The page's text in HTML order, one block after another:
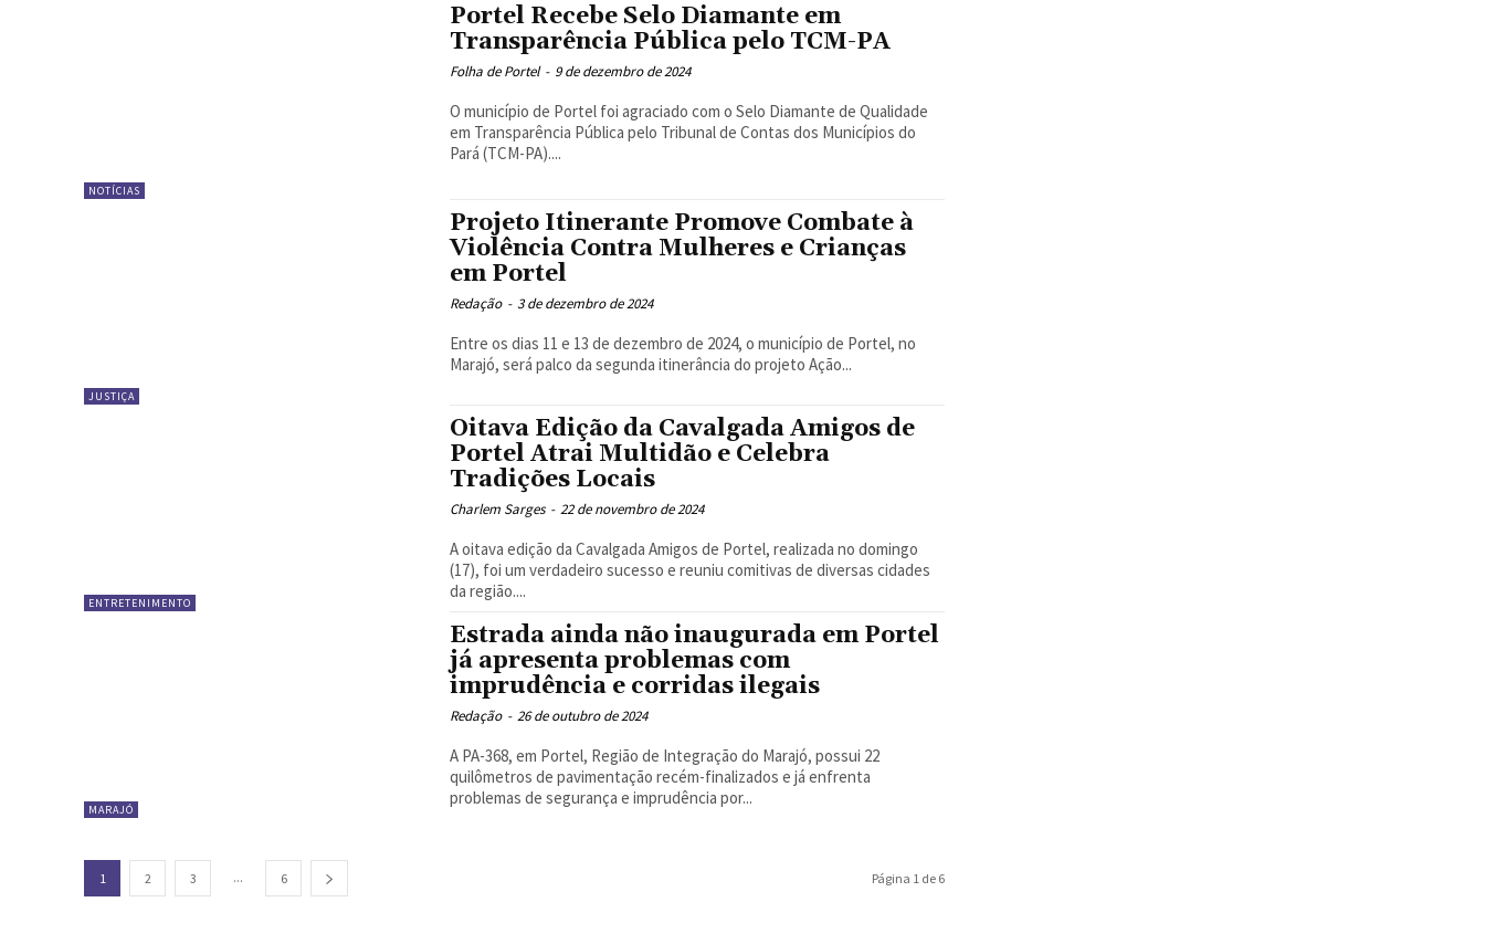
NOTÍCIAS
Portel Recebe Selo Diamante em
Transparência Pública pelo TCM-PA
Folha de Portel - 9 de dezembro de 2024
O município de Portel foi agraciado com o Selo Diamante de Qualidade
em Transparência Pública pelo Tribunal de Contas dos Municípios do
Pará (TCM-PA)....
JUSTIÇA
Projeto Itinerante Promove Combate à
Violência Contra Mulheres e Crianças
em Portel
Redação - 3 de dezembro de 2024
Entre os dias 11 e 13 de dezembro de 2024, o município de Portel, no
Marajó, será palco da segunda itinerância do projeto Ação...
ENTRETENIMENTO
Oitava Edição da Cavalgada Amigos de
Portel Atrai Multidão e Celebra
Tradições Locais
Charlem Sarges - 22 de novembro de 2024
A oitava edição da Cavalgada Amigos de Portel, realizada no domingo
(17), foi um verdadeiro sucesso e reuniu comitivas de diversas cidades
da região....
MARAJÓ
Estrada ainda não inaugurada em Portel
já apresenta problemas com
imprudência e corridas ilegais
Redação - 26 de outubro de 2024
A PA-368, em Portel, Região de Integração do Marajó, possui 22
quilômetros de pavimentação recém-finalizados e já enfrenta
problemas de segurança e imprudência por...
1 2 3 ... 6 Página 1 de 6